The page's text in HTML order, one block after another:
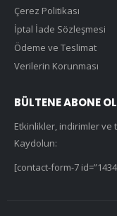
Çerez Politikası
İptal İade Sözleşmesi
Ödeme ve Teslimat
Verilerin Korunması
BÜLTENE ABONE OL
Etkinlikler, indirimler ve
Kaydolun:
[contact-form-7